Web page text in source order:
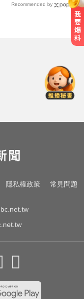
Recommended by
e-tron
獲14架
隱私權政策 常見問題